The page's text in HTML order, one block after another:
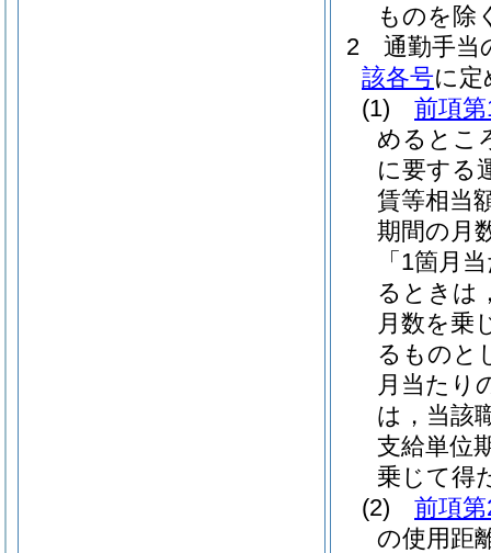
ものを除
2
通勤手当
該各号に
(1)
前項
めるとこ
に要する
賃等相当
期間の月
「1箇月
るときは
月数を乗
るものと
月当たり
は，当該
支給単位
乗じて得
(2)
前項
の使用距